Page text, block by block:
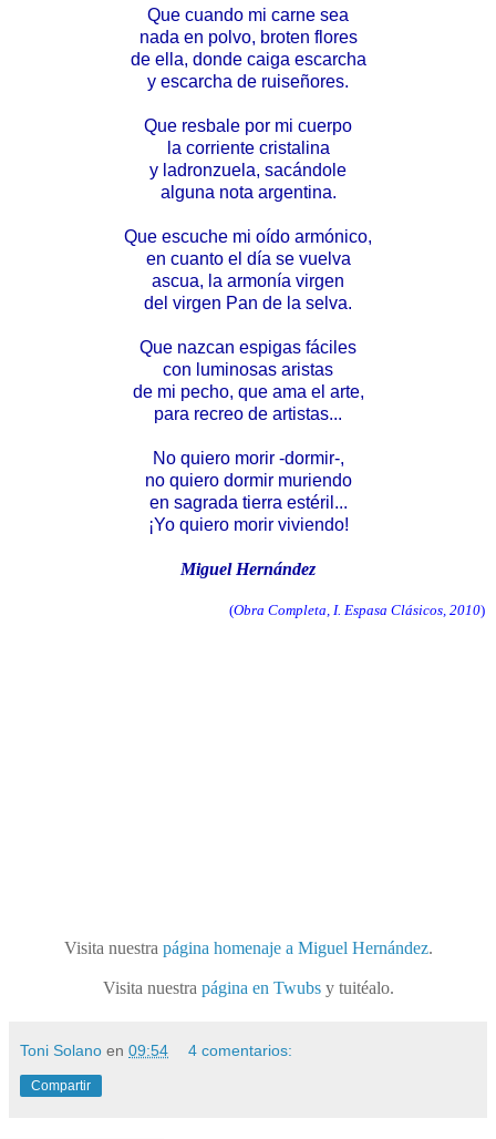
Que cuando mi carne sea
nada en polvo, broten flores
de ella, donde caiga escarcha
y escarcha de ruiseñores.
Que resbale por mi cuerpo
la corriente cristalina
y ladronzuela, sacándole
alguna nota argentina.
Que escuche mi oído armónico,
en cuanto el día se vuelva
ascua, la armonía virgen
del virgen Pan de la selva.
Que nazcan espigas fáciles
con luminosas aristas
de mi pecho, que ama el arte,
para recreo de artistas...
No quiero morir -dormir-,
no quiero dormir muriendo
en sagrada tierra estéril...
¡Yo quiero morir viviendo!
Miguel Hernández
(Obra Completa, I. Espasa Clásicos, 2010)
Visita nuestra página homenaje a Miguel Hernández.
Visita nuestra página en Twubsy tuitéalo.
Toni Solano en 09:54 4 comentarios:
Compartir